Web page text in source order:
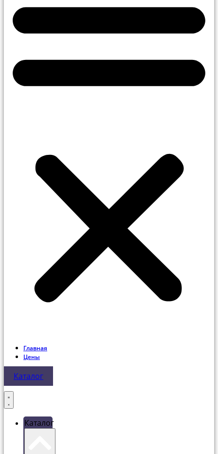
Главная
Цены
Каталог
Каталог